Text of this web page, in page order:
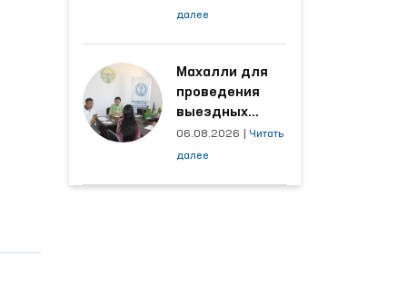
адресная работа
наибольшее
количество
обращений
далее
Махалли для
проведения
выездных
приёмов
определяются
06.08.2026
Читать
далее